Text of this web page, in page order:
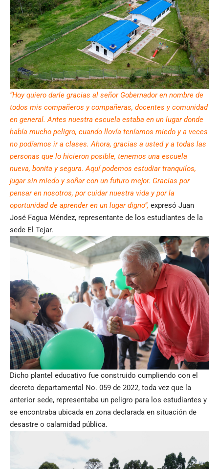
“Hoy quiero darle gracias al señor Gobernador en nombre de
todos mis compañeros y compañeras, docentes y comunidad
en general. Antes nuestra escuela estaba en un lugar donde
había mucho peligro, cuando llovía teníamos miedo y a veces
no podíamos ir a clases. Ahora, gracias a usted y a todas las
personas que lo hicieron posible, tenemos una escuela
nueva, bonita y segura. Aquí podemos estudiar tranquilos,
jugar sin miedo y soñar con un futuro mejor. Gracias por
pensar en nosotros, por cuidar nuestra vida y por la
oportunidad de aprender en un lugar digno”, expresó Juan
José Fagua Méndez, representante de los estudiantes de la
sede El Tejar.
Dicho plantel educativo fue construido cumpliendo con el
decreto departamental No. 059 de 2022, toda vez que la
anterior sede, representaba un peligro para los estudiantes y
se encontraba ubicada en zona declarada en situación de
desastre o calamidad pública.